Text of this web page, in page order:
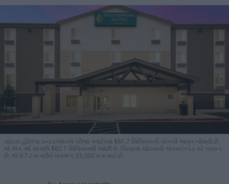
ચોઇસ હોટેલ્સ ઇન્ટરનેશનલે બીજા ક્વાર્ટરમાં $81.7 મિલિયનની ચોખ્ખી આવક નોંધાવી છે,
જે એક વર્ષ અગાઉ $87.1 મિલિયનથી ઓછી છે. ચિત્રમાં ચોઇસની એક્સટેન્ડેડ-સ્ટે બ્રાન્ડ
છે, જે 9.7 ટકા વધીને લગભગ 33,000 રૂમ થઈ છે.